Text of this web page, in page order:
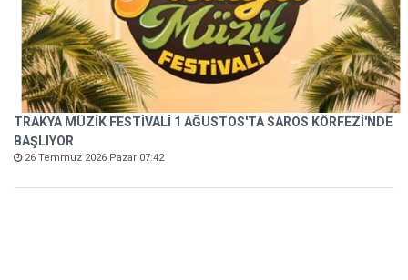
TRAKYA MÜZİK FESTİVALİ 1 AĞUSTOS'TA SAROS KÖRFEZİ'NDE
BAŞLIYOR
26 Temmuz 2026 Pazar 07:42